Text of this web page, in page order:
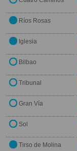
Ríos Rosas
Iglesia
Bilbao
Tribunal
Gran Vía
Sol
Tirso de Molina